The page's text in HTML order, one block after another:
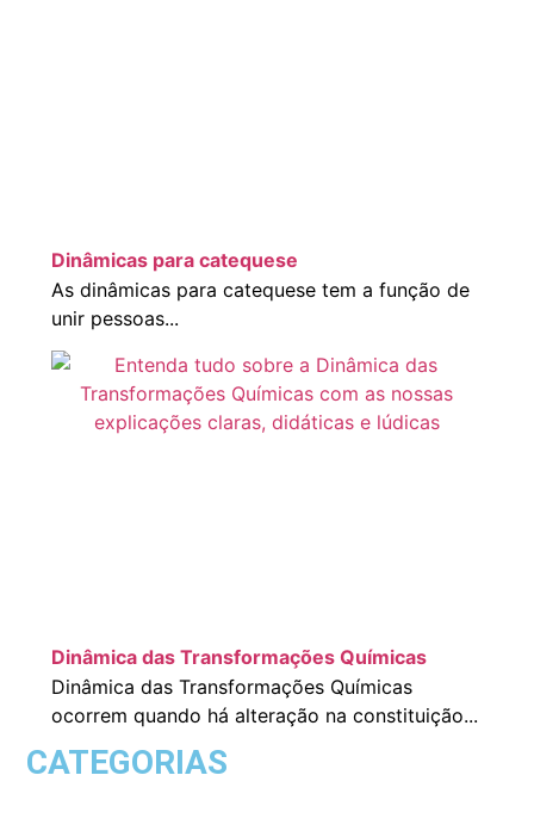
Dinâmicas para catequese
As dinâmicas para catequese tem a função de
unir pessoas...
Dinâmica das Transformações Químicas
Dinâmica das Transformações Químicas
ocorrem quando há alteração na constituição...
CATEGORIAS